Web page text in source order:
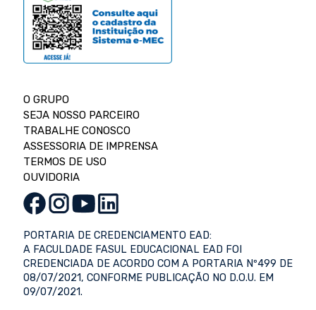
O GRUPO
SEJA NOSSO PARCEIRO
TRABALHE CONOSCO
ASSESSORIA DE IMPRENSA
TERMOS DE USO
OUVIDORIA
PORTARIA DE CREDENCIAMENTO EAD:
A FACULDADE FASUL EDUCACIONAL EAD FOI
CREDENCIADA DE ACORDO COM A PORTARIA Nº499 DE
08/07/2021, CONFORME PUBLICAÇÃO NO D.O.U. EM
09/07/2021.